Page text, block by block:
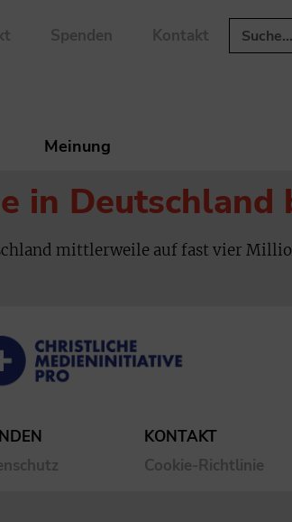
Spenden Kontakt
Meinung
in Deutschland
mittlerweile auf fast vier
KONTAKT
Cookie-Richtlinie